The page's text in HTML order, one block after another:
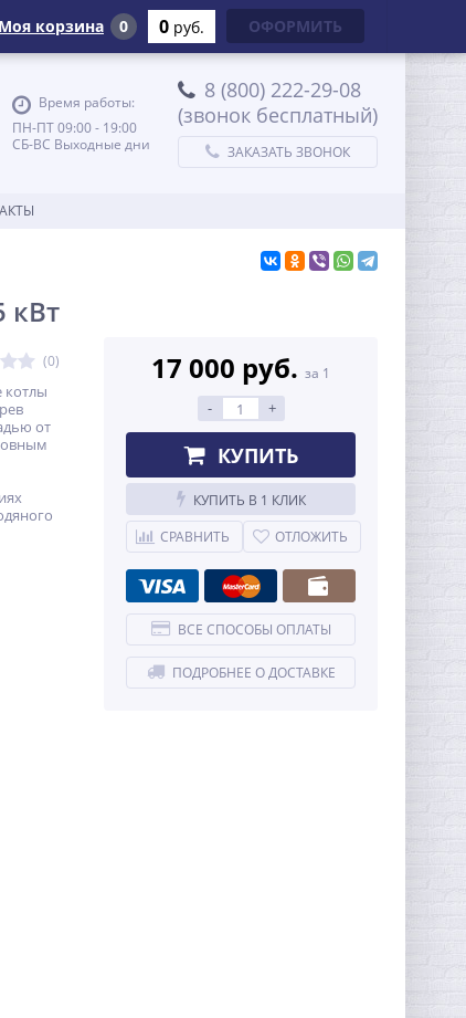
Время работы:
ПН-ПТ 09:00 - 19:00
СБ-ВС Выходные дни
8 (800) 222-29-08
(звонок бесплатный)
ЗАКАЗАТЬ ЗВОНОК
кВт
(0)
котлы
от
17 000 руб. за 1
- +
КУПИТЬ
КУПИТЬ В 1 КЛИК
СРАВНИТЬ
ОТЛОЖИТЬ
ВСЕ СПОСОБЫ ОПЛАТЫ
ПОДРОБНЕЕ О ДОСТАВКЕ
Моя корзина 0 0 руб. ОФОРМИТЬ